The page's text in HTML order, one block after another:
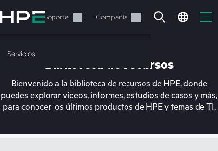
al
contenido
Servicios Soporte Compañía
Servicios
En estos momentos, tu
Biblioteca de recursos
Bienvenido a la biblioteca de recursos de HPE, donde
puedes explorar vídeos, informes, estudios de casos y más,
para conocer los últimos productos de HPE y temas de TI.